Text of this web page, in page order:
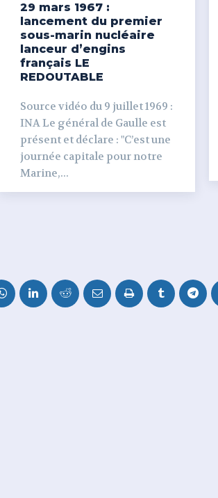
29 mars 1967 :
lancement du premier
sous-marin nucléaire
lanceur d’engins
français LE
REDOUTABLE
Source vidéo du 9 juillet 1969 :
INA Le général de Gaulle est
présent et déclare : "C’est une
journée capitale pour notre
Marine,...